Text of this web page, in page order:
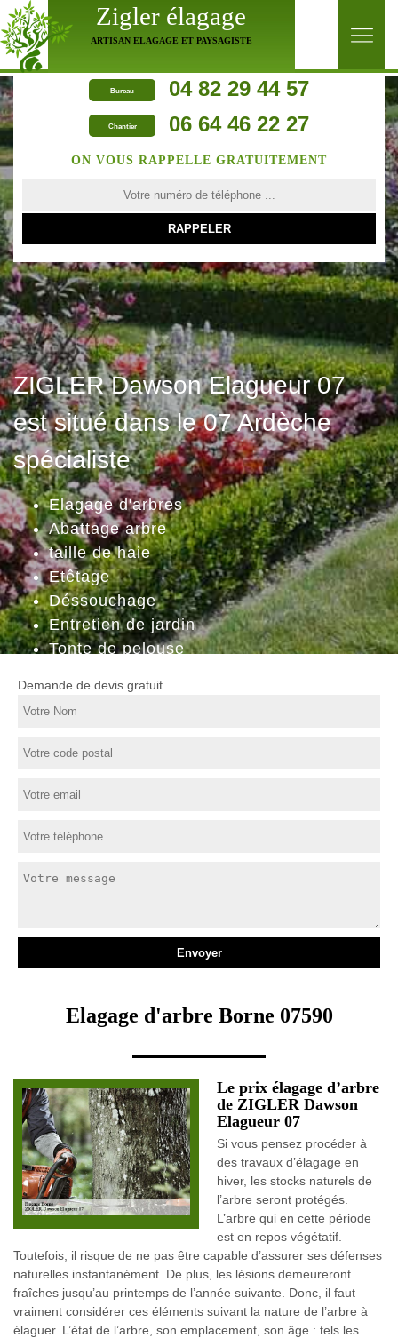
Zigler élagage
ARTISAN ELAGAGE ET PAYSAGISTE
Bureau 04 82 29 44 57
Chantier 06 64 46 22 27
ZIGLER Dawson Elagueur 07
est situé dans le 07 Ardèche
spécialiste
Elagage d'arbres
Abattage arbre
taille de haie
Etêtage
Déssouchage
Entretien de jardin
Tonte de pelouse
ON VOUS RAPPELLE GRATUITEMENT
Demande de devis gratuit
Elagage d'arbre Borne 07590
Le prix élagage d’arbre
de ZIGLER Dawson
Elagueur 07
Si vous pensez procéder à
des travaux d’élagage en
hiver, les stocks naturels de
l’arbre seront protégés.
L’arbre qui en cette période
est en repos végétatif.
Toutefois, il risque de ne pas être capable d’assurer ses défenses
naturelles instantanément. De plus, les lésions demeureront
fraîches jusqu’au printemps de l’année suivante. Donc, il faut
vraiment considérer ces éléments suivant la nature de l’arbre à
élaguer. L’état de l’arbre, son emplacement, son âge : tels les